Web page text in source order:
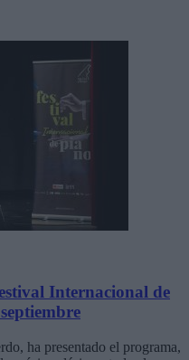
Internacional de
ha presentado el programa,